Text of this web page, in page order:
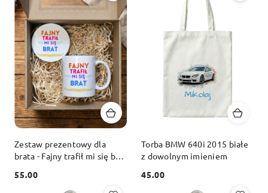
Zestaw prezentowy dla
brata - Fajny trafił mi się brat
Cena:
55.00
Torba BMW 640i 2015 białe
z dowolnym imieniem
Cena:
45.00